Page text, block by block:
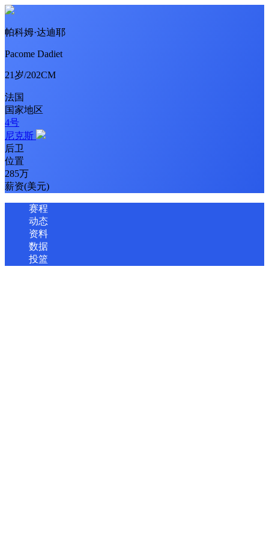
帕科姆·达迪耶
Pacome Dadiet
21岁/202CM
法国
国家地区
4号
尼克斯
后卫
位置
285万
薪资(美元)
赛程
动态
资料
数据
投篮